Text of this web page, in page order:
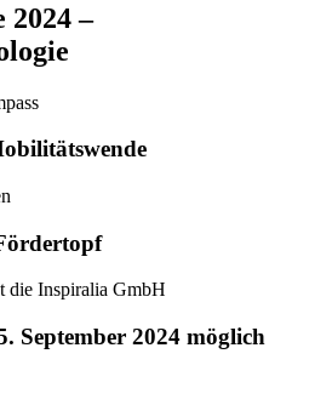
2024 –
September 2024 möglich